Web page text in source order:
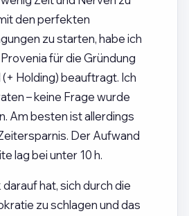
den perfekten
zu starten, habe ich
für die Gründung
Holding) beauftragt. Ich
– keine Frage wurde
Am besten ist allerdings
Der Aufwand
lag bei unter 10 h.
hat, sich durch die
zu schlagen und das